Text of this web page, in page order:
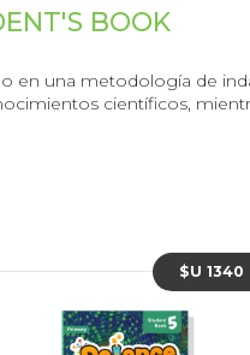
BOOK
en una metodología de
científicos,
$U 1340